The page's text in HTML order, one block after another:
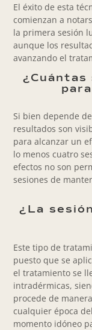
El éxito de esta
comienzan a
la primera sesión
aunque los
avanzando el
Si bien depende
resultados son
para alcanzar un
lo menos cuatro
efectos no son
sesiones de
¿La
Este tipo de
puesto que se
el tratamiento se
intradérmicas,
procede de
cualquier época
momento idóneo